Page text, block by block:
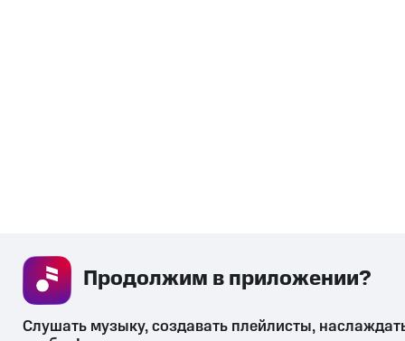
Продолжим в приложении?
Слушать музыку, создавать плейлисты,